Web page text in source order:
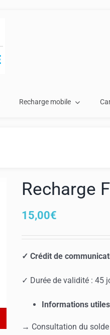
Recharge mobile
Recharge
15,00€
✓ Crédit de
✓ Durée de validité : 45
Informations
→ Consultation du solde